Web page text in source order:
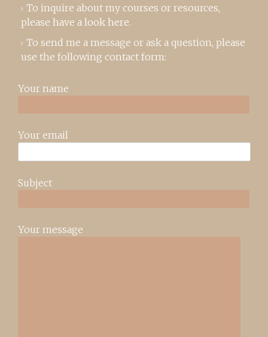
To inquire about my courses or resources,
please have a look here.
To send me a message or ask a question, please
use the following contact form:
Your name
Your email
Subject
Your message